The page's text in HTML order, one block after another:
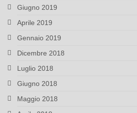
Giugno 2019
Aprile 2019
Gennaio 2019
Dicembre 2018
Luglio 2018
Giugno 2018
Maggio 2018